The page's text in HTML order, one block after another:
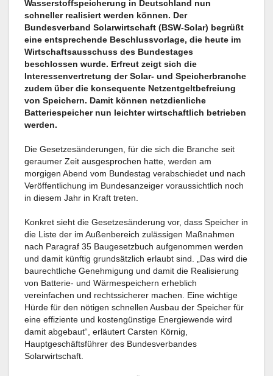
Wasserstoffspeicherung in Deutschland nun
schneller realisiert werden können. Der
Bundesverband Solarwirtschaft (BSW-Solar) begrüßt
eine entsprechende Beschlussvorlage, die heute im
Wirtschaftsausschuss des Bundestages
beschlossen wurde. Erfreut zeigt sich die
Interessenvertretung der Solar- und Speicherbranche
zudem über die konsequente Netzentgeltbefreiung
von Speichern. Damit können netzdienliche
Batteriespeicher nun leichter wirtschaftlich betrieben
werden.
Die Gesetzesänderungen, für die sich die Branche seit
geraumer Zeit ausgesprochen hatte, werden am
morgigen Abend vom Bundestag verabschiedet und nach
Veröffentlichung im Bundesanzeiger voraussichtlich noch
in diesem Jahr in Kraft treten.
Konkret sieht die Gesetzesänderung vor, dass Speicher in
die Liste der im Außenbereich zulässigen Maßnahmen
nach Paragraf 35 Baugesetzbuch aufgenommen werden
und damit künftig grundsätzlich erlaubt sind. „Das wird die
baurechtliche Genehmigung und damit die Realisierung
von Batterie- und Wärmespeichern erheblich
vereinfachen und rechtssicherer machen. Eine wichtige
Hürde für den nötigen schnellen Ausbau der Speicher für
eine effiziente und kostengünstige Energiewende wird
damit abgebaut“, erläutert Carsten Körnig,
Hauptgeschäftsführer des Bundesverbandes
Solarwirtschaft.